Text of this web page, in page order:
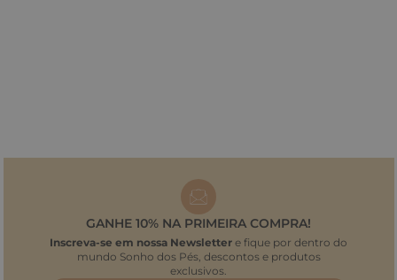
GANHE 10% NA PRIMEIRA COMPRA!
Inscreva-se em nossa Newsletter e fique por dentro do
mundo Sonho dos Pés, descontos e produtos
exclusivos.